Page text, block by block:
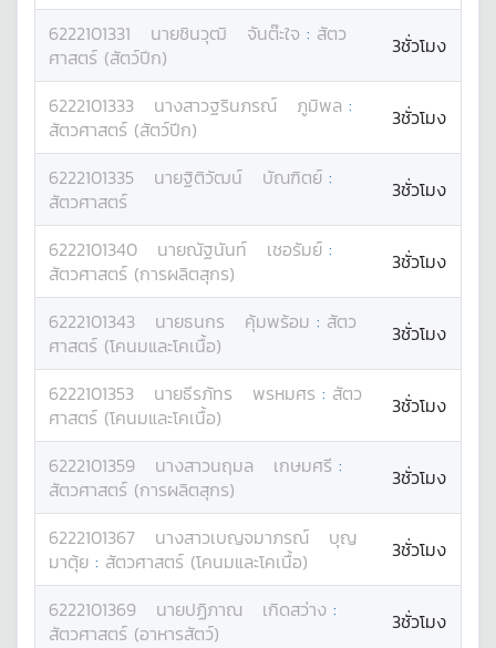
6222101331 นายชินวุฒิ จันต๊ะใจ : สัตว
ศาสตร์ (สัตว์ปีก)
3ชั่วโมง
6222101333 นางสาวฐรินภรณ์ ภูมิพล :
สัตวศาสตร์ (สัตว์ปีก)
3ชั่วโมง
6222101335 นายฐิติวัฒน์ บัณฑิตย์ :
สัตวศาสตร์
3ชั่วโมง
6222101340 นายณัฐนันท์ เชอรัมย์ :
สัตวศาสตร์ (การผลิตสุกร)
3ชั่วโมง
6222101343 นายธนกร คุ้มพร้อม : สัตว
ศาสตร์ (โคนมและโคเนื้อ)
3ชั่วโมง
6222101353 นายธีรภัทร พรหมศร : สัตว
ศาสตร์ (โคนมและโคเนื้อ)
3ชั่วโมง
6222101359 นางสาวนฤมล เกษมศรี :
สัตวศาสตร์ (การผลิตสุกร)
3ชั่วโมง
6222101367 นางสาวเบญจมาภรณ์
บุญ
มาตุ้ย : สัตวศาสตร์ (โคนมและโคเนื้อ) 3ชั่วโมง
6222101369 นายปฏิภาณ เกิดสว่าง :
สัตวศาสตร์ (อาหารสัตว์)
3ชั่วโมง